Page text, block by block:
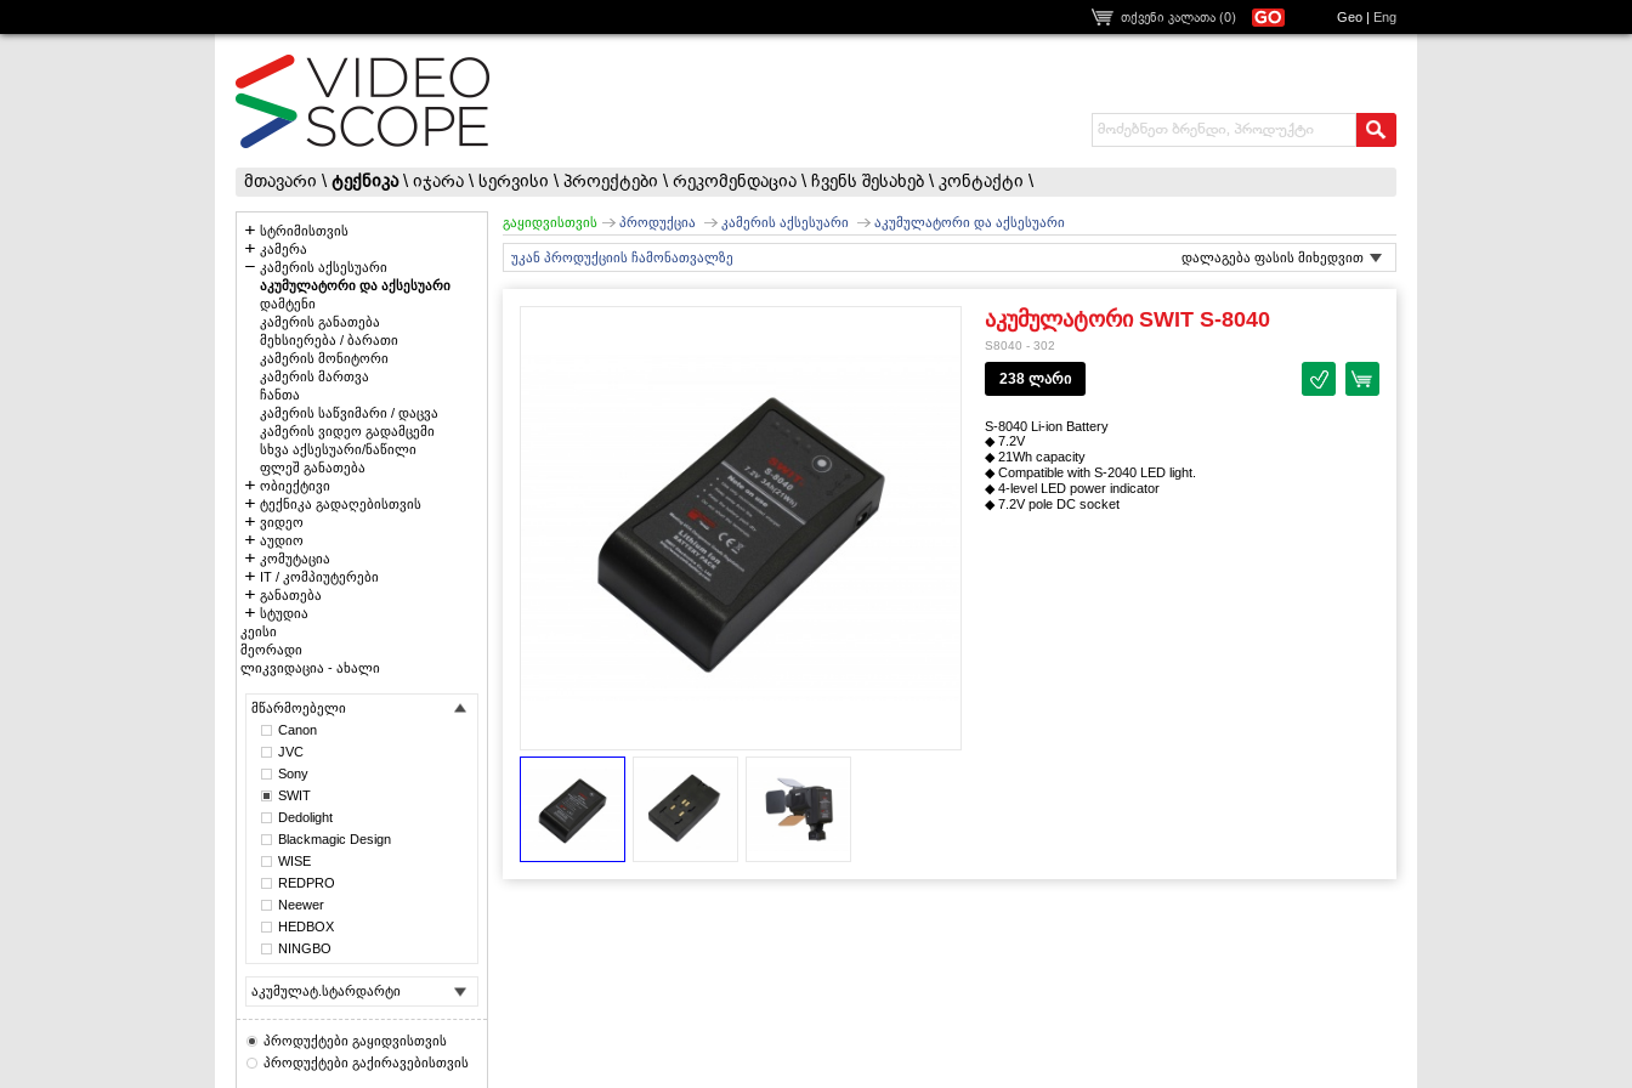
თქვენი კალათა (0) Geo | Eng
მთავარი \ ტექნიკა\ იჯარა \ სერვისი \ პროექტები \ რეკომენდაცია \ ჩვენს შესახებ \ კონტაქტი \
სტრიმისთვის
კამერა
კამერის აქსესუარი
აკუმულატორი და აქსესუარი
დამტენი
კამერის განათება
მეხსიერება / ბარათი
კამერის მონიტორი
კამერის მართვა
ჩანთა
კამერის საწვიმარი / დაცვა
კამერის ვიდეო გადამცემი
სხვა აქსესუარი/ნაწილი
ფლეშ განათება
ობიექტივი
ტექნიკა გადაღებისთვის
ვიდეო
აუდიო
კომუტაცია
IT / კომპიუტერები
განათება
სტუდია
კეისი
მეორადი
ლიკვიდაცია - ახალი
მწარმოებელი
Canon
JVC
Sony
SWIT
Dedolight
Blackmagic Design
WISE
REDPRO
Neewer
HEDBOX
NINGBO
აკუმულატ.სტარდარტი
პროდუქტები გაყიდვისთვის
პროდუქტები გაქირავებისთვის
გაყიდვისთვის პროდუქცია კამერის აქსესუარი აკუმულატორი და აქსესუარი
უკან პროდუქციის ჩამონათვალზე დალაგება ფასის მიხედვით
აკუმულატორი SWIT S-8040
S8040 - 302
238 ლარი
S-8040 Li-ion Battery
◆ 7.2V
◆ 21Wh capacity
◆ Compatible with S-2040 LED light.
◆ 4-level LED power indicator
◆ 7.2V pole DC socket